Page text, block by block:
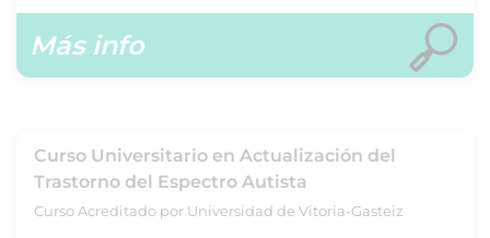
Más info
Curso Universitario en Actualización del
Trastorno del Espectro Autista
Curso Acreditado por Universidad de Vitoria-Gasteiz